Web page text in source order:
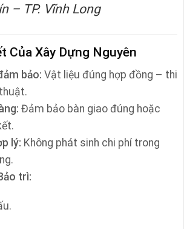
– TP. Vĩnh Long
Của Xây Dựng Nguyên
bảo: Vật liệu đúng hợp đồng – thi
Đảm bảo bàn giao đúng hoặc
lý: Không phát sinh chi phí trong
trì: